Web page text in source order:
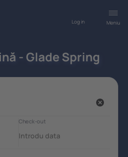
Meniu
Log in
- Glade Spring